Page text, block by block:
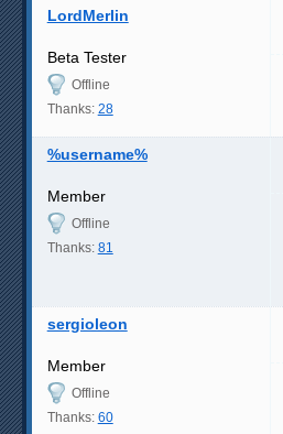
LordMerlin
Beta Tester
Offline
Thanks: 28
%username%
Member
Offline
Thanks: 81
sergioleon
Member
Offline
Thanks: 60